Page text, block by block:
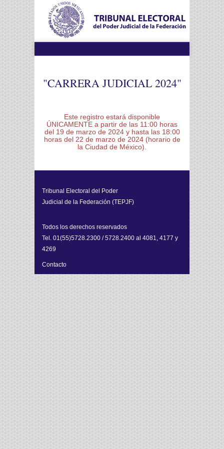
"CARRERA JUDICIAL 2024"
Este registro estará disponible
ÚNICAMENTE a partir de las 11:00 horas
del 19 de marzo de 2024 y hasta las 18:00
horas del 22 de marzo de 2024 (horario de
la Ciudad de México).
Tribunal Electoral del Poder
Judicial de la Federación (TEPJF)
Todos los derechos reservados
Tel. 01(55)5728.2300 / 5728.2400 al 4081, 4177 y
4269
Contacto